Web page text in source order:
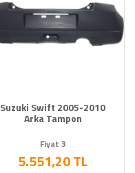
Suzuki Swift 2005-2010
Arka Tampon
Fiyat 3
5.551,20 TL